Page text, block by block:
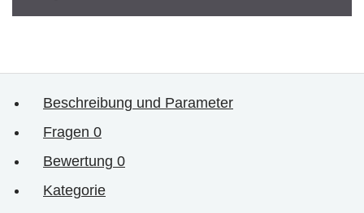
Beschreibung und Parameter
Fragen 0
Bewertung 0
Kategorie